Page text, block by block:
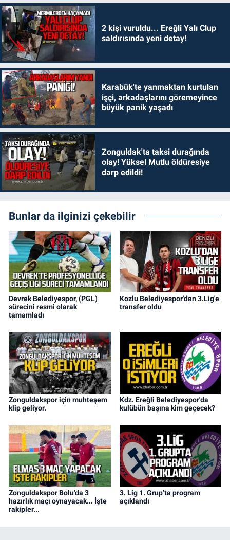
2 kişi vuruldu... Ereğli Yalı Clup
saldırısında yeni detay!
Karabük'te yanmaktan kurtulan
işçi, arkadaşlarını göremeyince
büyük panik yaşadı
Zonguldak'ta taksi durağında
olay! Yüksel Mutlu öldüresiye
darp edildi!
Bunlar da ilginizi çekebilir
Devrek Belediyespor, (PGL)
sürecini resmi olarak
tamamladı
Kozlu Belediyespor'dan 3.Lig'e
transfer oldu
Zonguldakspor için muhteşem
klip geliyor.
Kdz. Ereğli Belediyespor'da
kulübün başına kim geçecek?
Zonguldakspor Bolu'da 3
hazırlık maçı oynayacak... İşte
rakipler...
3. Lig 1. Grup’ta program
açıklandı